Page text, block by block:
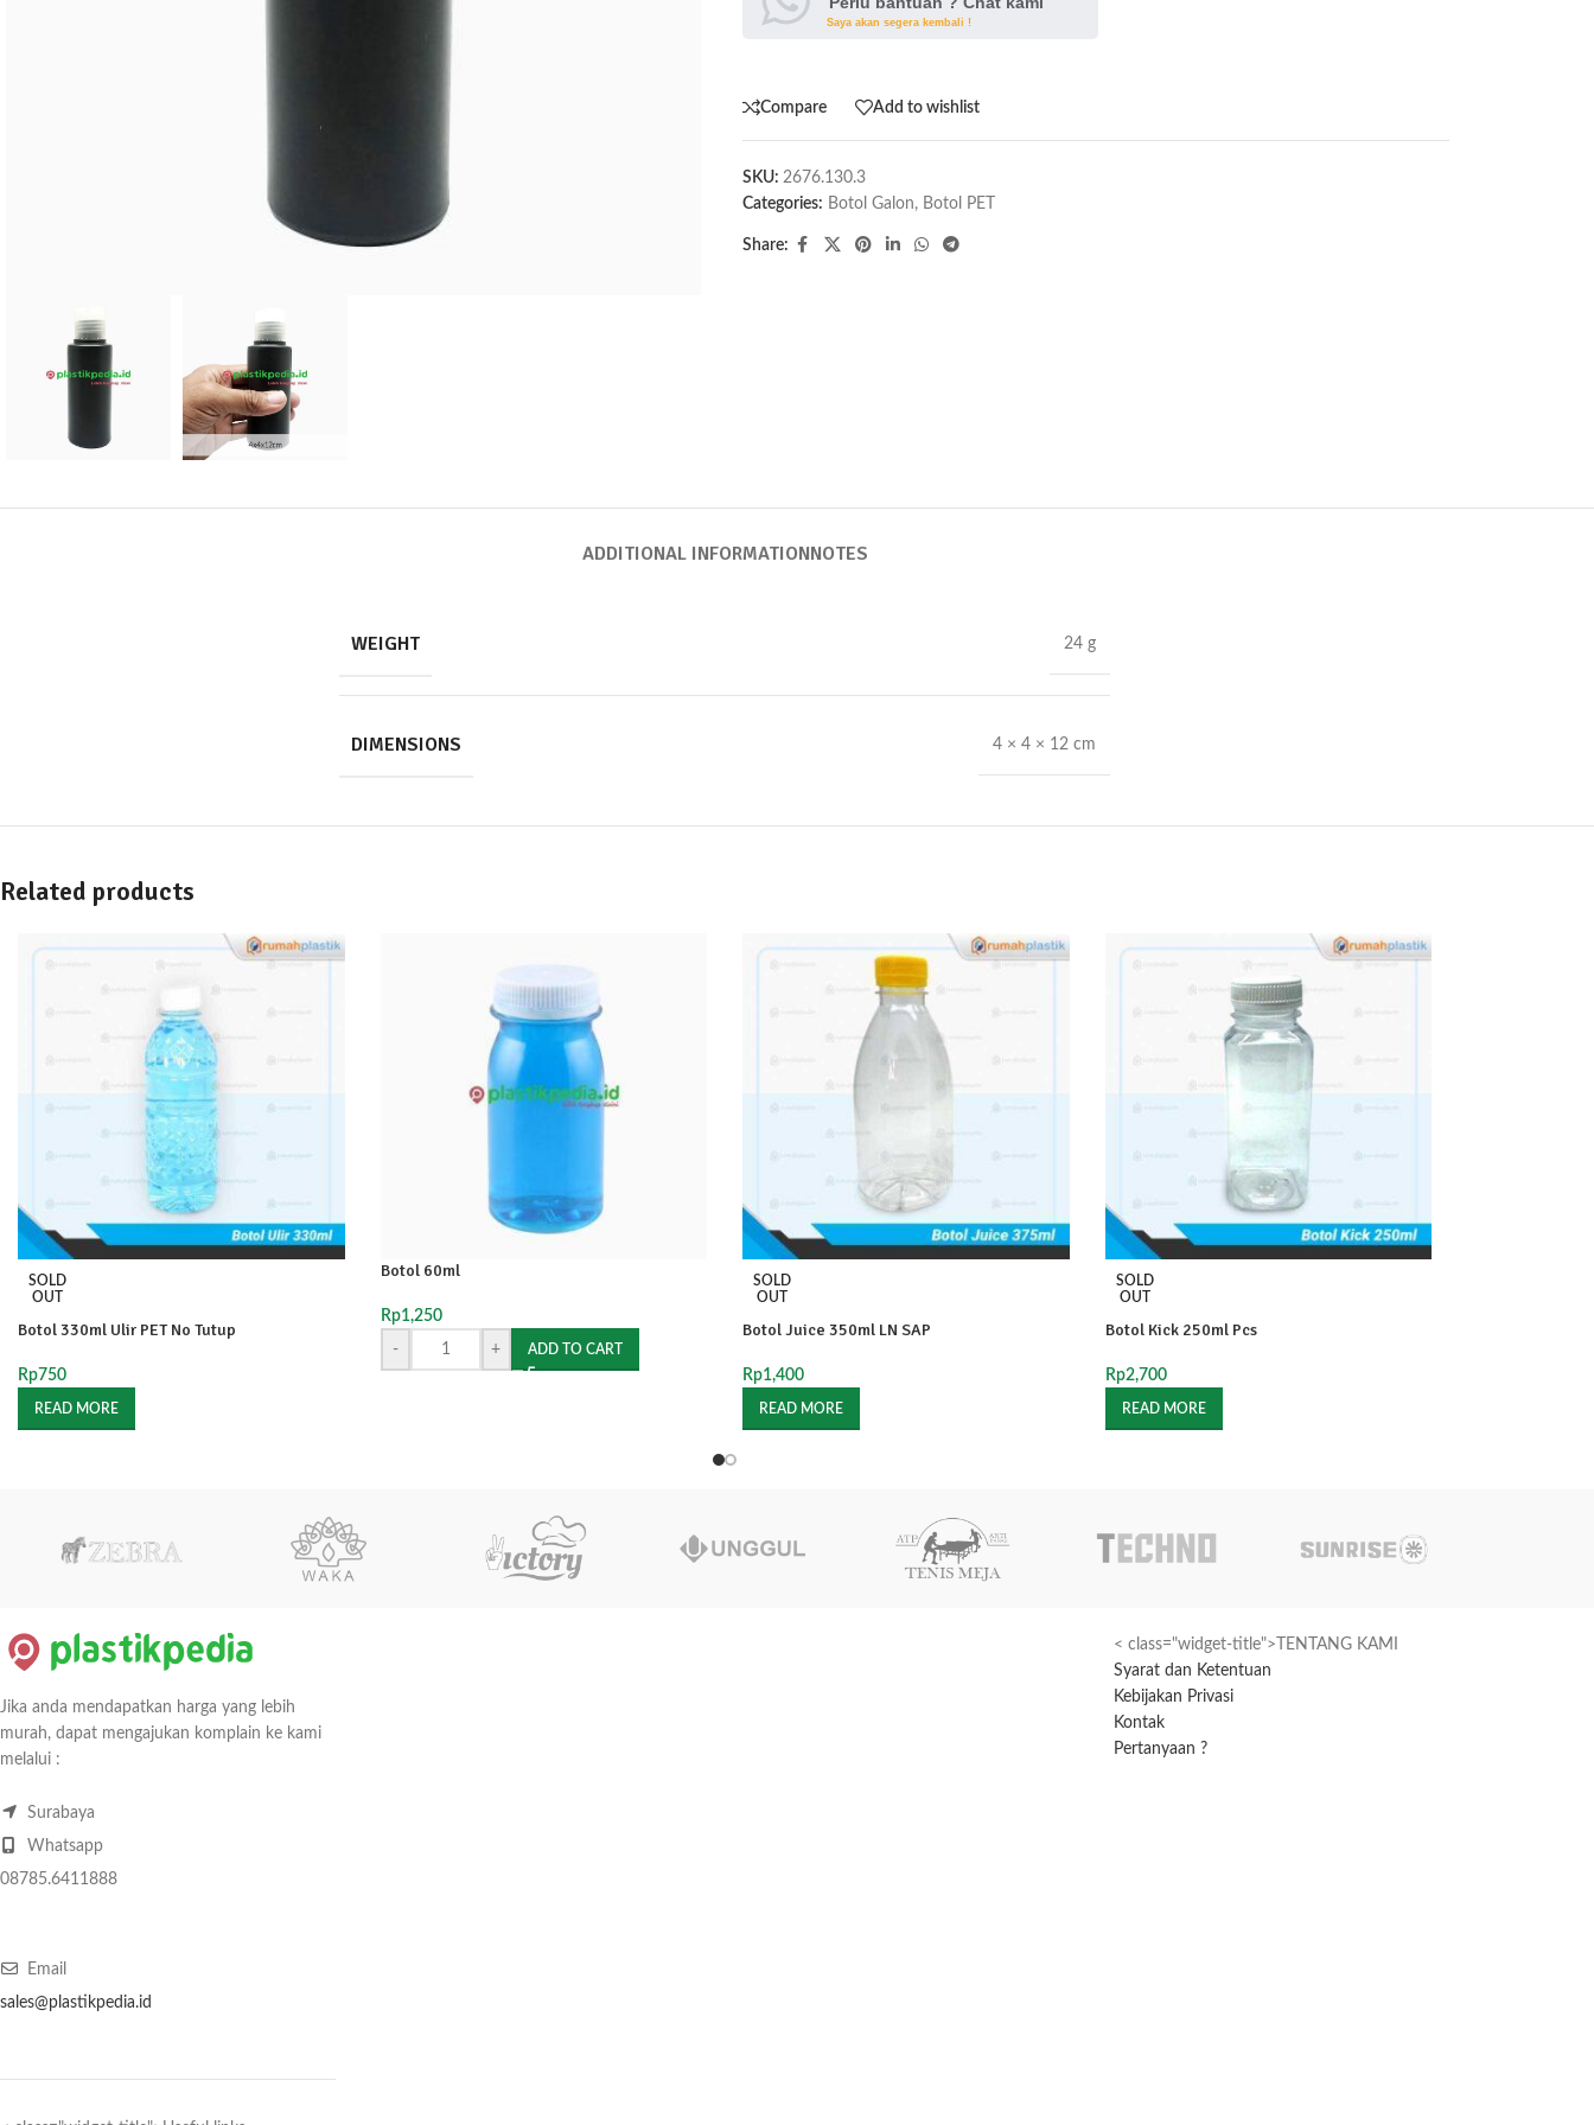
Saya akan segera kembali !
Compare Add to wishlist
SKU: 2676.130.3
Categories: Botol Galon, Botol PET
Share:
ADDITIONAL INFORMATIONNOTES
WEIGHT 24 g
DIMENSIONS 4 × 4 × 12 cm
Related products
SOLD
OUT
Botol 330ml Ulir PET No Tutup
Rp750
READ MORE
Botol 60ml
Rp1,250
-
+ ADD TO CART
SOLD
OUT
Botol Juice 350ml LN SAP
Rp1,400
READ MORE
SOLD
OUT
Botol Kick 250ml Pcs
Rp2,700
READ MORE
Jika anda mendapatkan harga yang lebih
murah, dapat mengajukan komplain ke kami
melalui :
Surabaya
Whatsapp
08785.6411888
Email
sales@plastikpedia.id
< class="widget-title">TENTANG KAMI
Syarat dan Ketentuan
Kebijakan Privasi
Kontak
Pertanyaan ?